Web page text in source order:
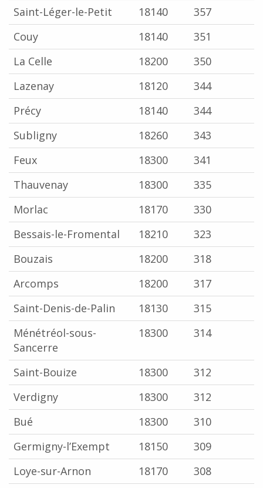
Saint-Léger-le-Petit
18140
357
Couy
18140
351
La Celle
18200
350
Lazenay
18120
344
Précy
18140
344
Subligny
18260
343
Feux
18300
341
Thauvenay
18300
335
Morlac
18170
330
Bessais-le-Fromental
18210
323
Bouzais
18200
318
Arcomps
18200
317
Saint-Denis-de-Palin
18130
315
Ménétréol-sous-
Sancerre
18300 314
Saint-Bouize 18300
312
Verdigny
18300
312
Bué
18300
310
Germigny-l’Exempt
18150
309
Loye-sur-Arnon
18170
308